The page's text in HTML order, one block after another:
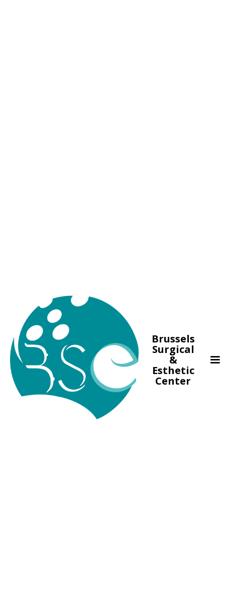
Brussels
Surgical
&
Esthetic
Center